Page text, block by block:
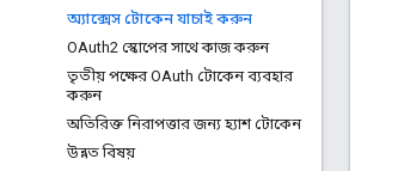
অ্যাক্সেস টোকেন যাচাই করুন
OAuth2 স্কোপের সাথে কাজ করুন
তৃতীয় পক্ষের OAuth টোকেন ব্যবহার
করুন
অতিরিক্ত নিরাপত্তার জন্য হ্যাশ টোকেন
উন্নত বিষয়